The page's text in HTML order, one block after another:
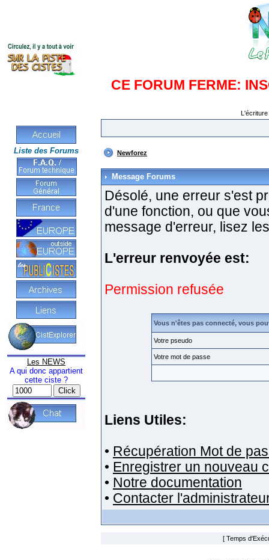
CE FORUM FERME:
Liste des Forums
Les NEWS
A qui donc appartient
cette ciste ?
Newforez
Message Forums
Désolé, une erreur s'est
d'une fonction, ou que
message d'erreur, lisez
L'erreur renvoyée est:
Permission refusée
Vous n'êtes pas connecté, vous
Votre pseudo
Votre mot de passe
Liens Utiles:
• Récupération Mot de
• Enregistrer un nouveau
• Notre documentation
• Contacter
[ Temps